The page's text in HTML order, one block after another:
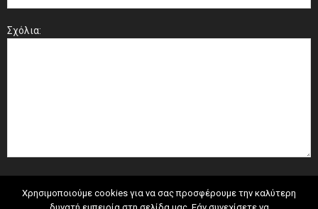
Σχόλια:
Χρησιμοποιούμε cookies για να σας προσφέρουμε την καλύτερη